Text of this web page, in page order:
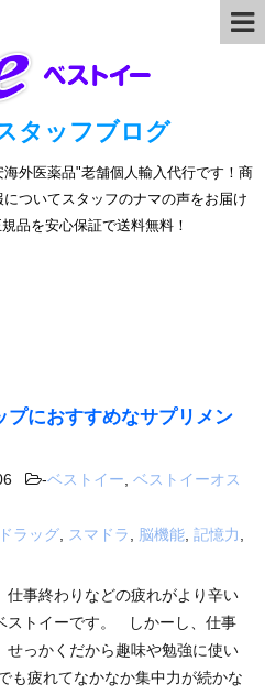
タッフブログ
外医薬品"老舗個人輸入代行です！商
ついてスタッフのナマの声をお届け
品を安心保証で送料無料！
プにおすすめなサプリメン
-ベストイー ベストイーオス
ラッグ
スマドラ 脳機能 記憶力
仕事終わりなどの疲れがより辛い
ストイーです。 しかーし、仕事
せっかくだから趣味や勉強に使い
も疲れてなかなか集中力が続かな